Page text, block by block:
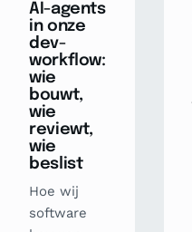
AI-agents
in onze
dev-
workflow:
wie
bouwt,
wie
reviewt,
wie
beslist
Hoe wij
software